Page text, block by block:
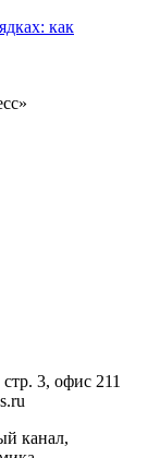
как
3, офис 211
канал,